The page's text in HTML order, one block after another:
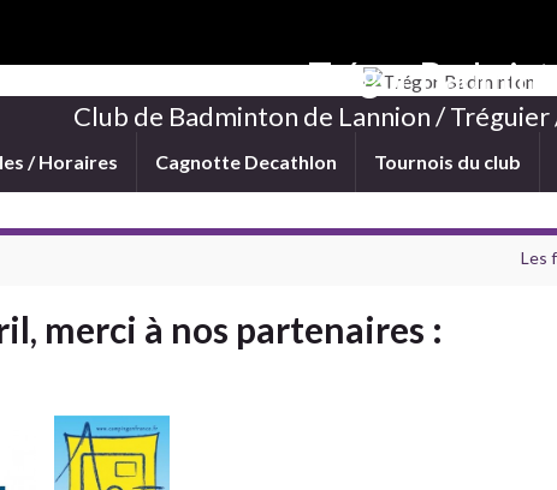
Trégor
Club de Badminton de Lannion / Tréguier
/ Horaires Cagnotte Decathlon Tournois du club
Les
merci à nos partenaires :